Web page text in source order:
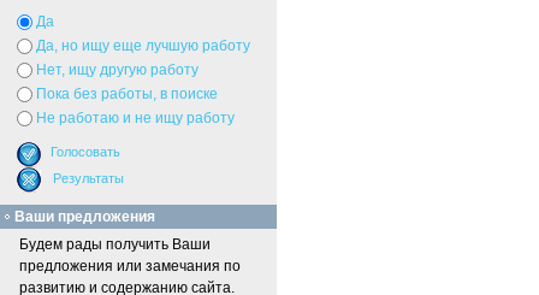
Да
Да, но ищу еще лучшую работу
Нет, ищу другую работу
Пока без работы, в поиске
Не работаю и не ищу работу
Ваши предложения
Будем рады получить Ваши
предложения или замечания по
развитию и содержанию сайта.